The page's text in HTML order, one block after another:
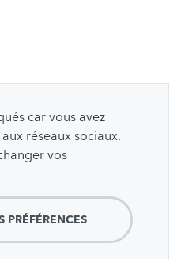
car vous avez
réseaux sociaux.
vos
PRÉFÉRENCES